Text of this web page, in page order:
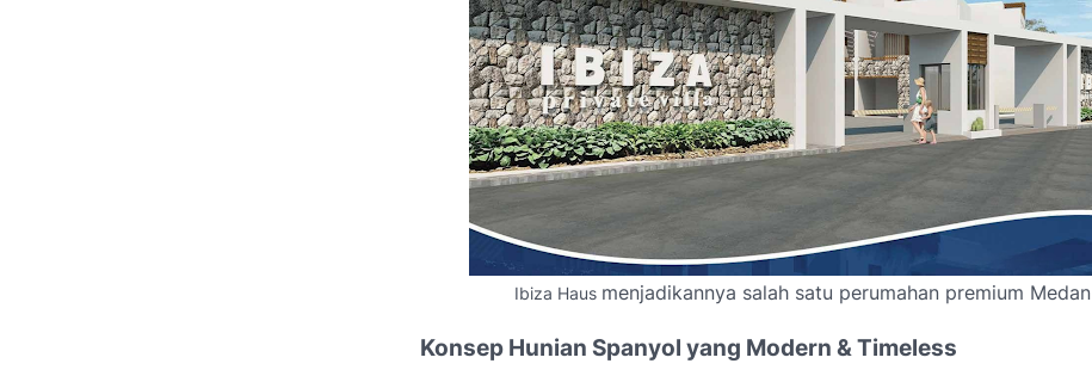
Ibiza Haus menjadikannya salah satu perumahan premium Medan
Konsep Hunian Spanyol yang Modern & Timeless